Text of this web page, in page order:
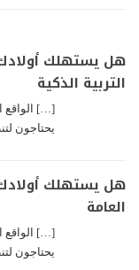
هل يستهلك أولادك
التربية الذكية
[…] الواقع
يحتاجون
هل يستهلك أولادك
العامة
[…] الواقع
يحتاجون